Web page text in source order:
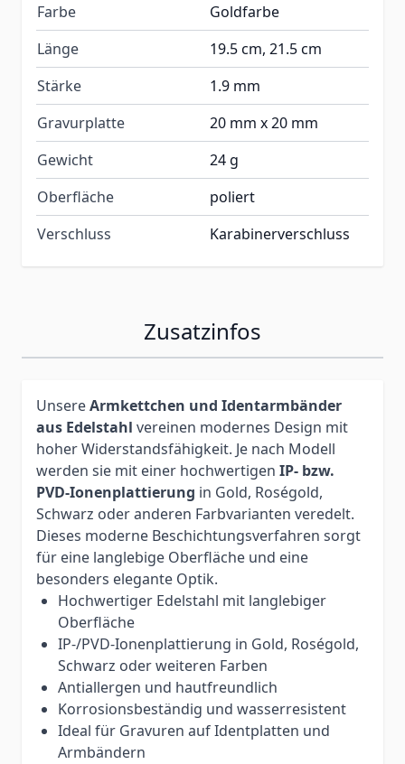
Farbe
Goldfarbe
Länge
19.5 cm, 21.5 cm
Stärke
1.9 mm
Gravurplatte
20 mm x 20 mm
Gewicht
24 g
Oberfläche
poliert
Verschluss
Karabinerverschluss
Zusatzinfos
UnsereArmkettchen und Identarmbänder
aus Edelstahl vereinen modernes Design mit
hoher Widerstandsfähigkeit. Je nach Modell
werden sie mit einer hochwertigen IP- bzw.
PVD-Ionenplattierung in Gold, Roségold,
Schwarz oder anderen Farbvarianten veredelt.
Dieses moderne Beschichtungsverfahren sorgt
für eine langlebige Oberfläche und eine
besonders elegante Optik.
Hochwertiger Edelstahl mit langlebiger
Oberfläche
IP-/PVD-Ionenplattierung in Gold, Roségold,
Schwarz oder weiteren Farben
Antiallergen und hautfreundlich
Korrosionsbeständig und wasserresistent
Ideal für Gravuren auf Identplatten und
Armbändern